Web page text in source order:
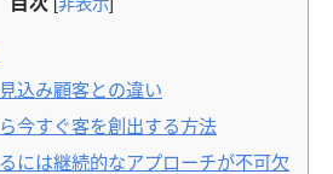
込み顧客との違い
今すぐ客を創出する方法
には継続的なアプローチが不可欠